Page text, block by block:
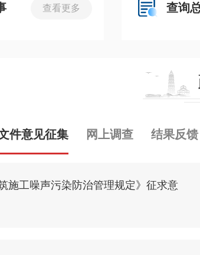
查看更多 查询
件意见征集 网上调查 结果反馈
施工噪声污染防治管理规定》征求意